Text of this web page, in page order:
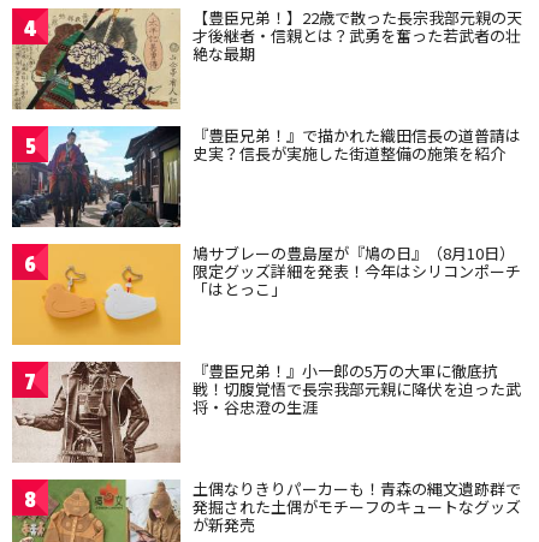
4 【豊臣兄弟！】22歳で散った長宗我部元親の天
才後継者・信親とは？武勇を奮った若武者の壮
絶な最期
5 『豊臣兄弟！』で描かれた織田信長の道普請は
史実？信長が実施した街道整備の施策を紹介
6 鳩サブレーの豊島屋が『鳩の日』（8月10日）
限定グッズ詳細を発表！今年はシリコンポーチ
「はとっこ」
7 『豊臣兄弟！』小一郎の5万の大軍に徹底抗
戦！切腹覚悟で長宗我部元親に降伏を迫った武
将・谷忠澄の生涯
8 土偶なりきりパーカーも！青森の縄文遺跡群で
発掘された土偶がモチーフのキュートなグッズ
が新発売